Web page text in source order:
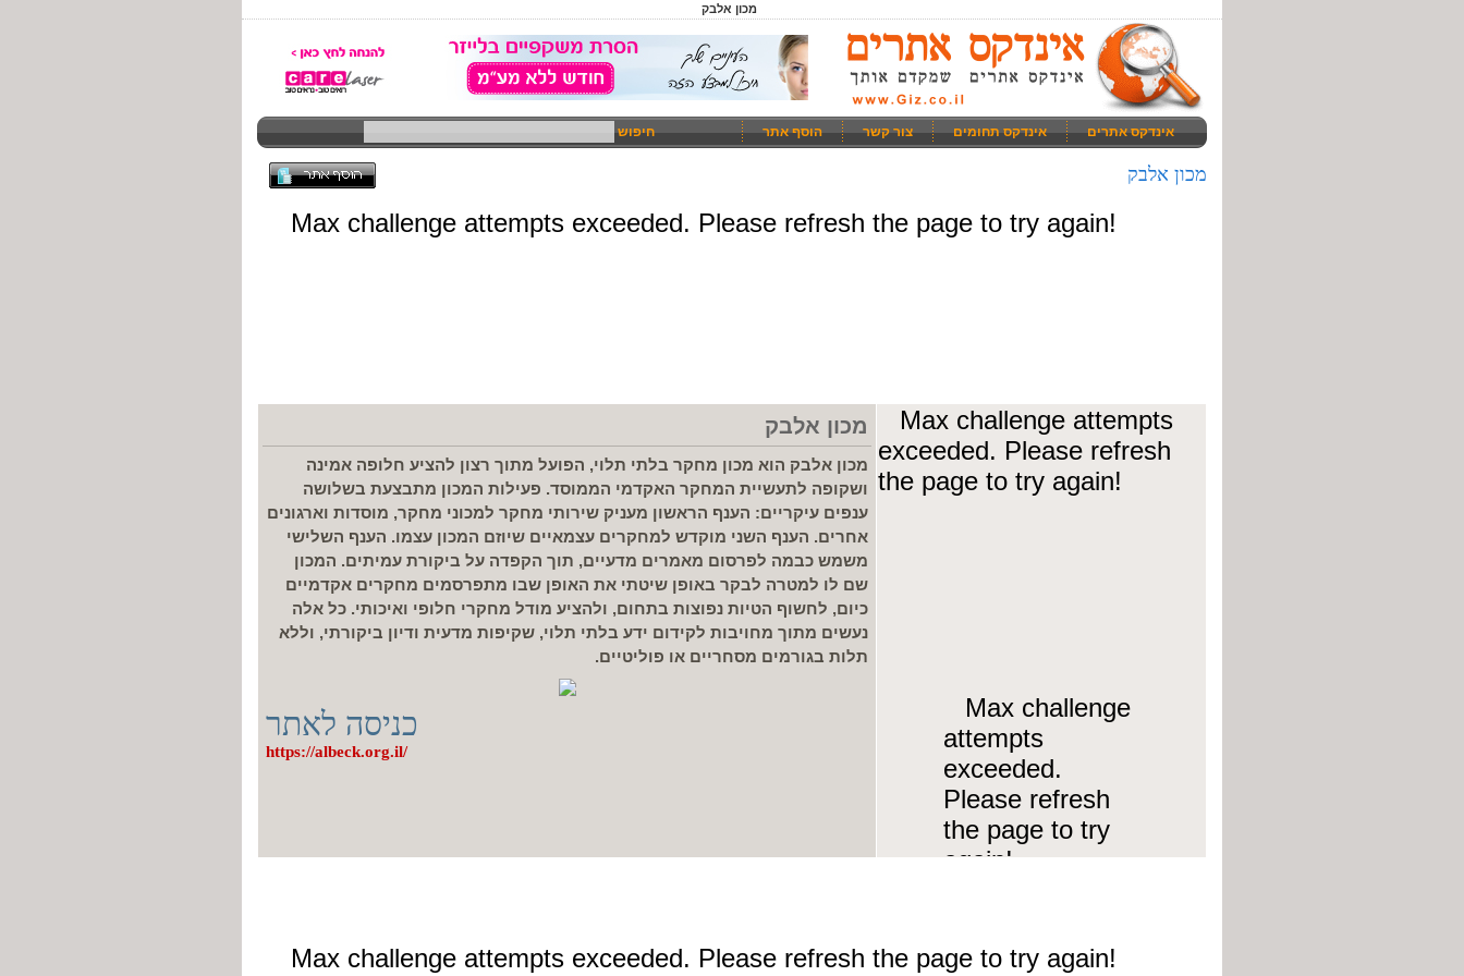
מכון אלבק
אינדקס אתרים אינדקס תחומים צור קשר הוסף אתר חיפוש
מכון אלבק
מכון אלבק
מכון אלבק הוא מכון מחקר בלתי תלוי, הפועל מתוך רצון להציע חלופה אמינה
ושקופה לתעשיית המחקר האקדמי הממוסד. פעילות המכון מתבצעת בשלושה
ענפים עיקריים: הענף הראשון מעניק שירותי מחקר למכוני מחקר, מוסדות וארגונים
אחרים. הענף השני מוקדש למחקרים עצמאיים שיוזם המכון עצמו. הענף השלישי
משמש כבמה לפרסום מאמרים מדעיים, תוך הקפדה על ביקורת עמיתים. המכון
שם לו למטרה לבקר באופן שיטתי את האופן שבו מתפרסמים מחקרים אקדמיים
כיום, לחשוף הטיות נפוצות בתחום, ולהציע מודל מחקרי חלופי ואיכותי. כל אלה
נעשים מתוך מחויבות לקידום ידע בלתי תלוי, שקיפות מדעית ודיון ביקורתי, וללא
תלות בגורמים מסחריים או פוליטיים.
כניסה לאתר
https://albeck.org.il/